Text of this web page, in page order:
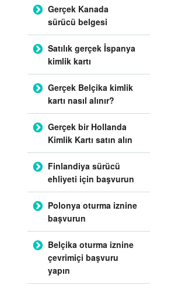
Gerçek Kanada
sürücü belgesi
Satılık gerçek İspanya
kimlik kartı
Gerçek Belçika kimlik
kartı nasıl alınır?
Gerçek bir Hollanda
Kimlik Kartı satın alın
Finlandiya sürücü
ehliyeti için başvurun
Polonya oturma iznine
başvurun
Belçika oturma iznine
çevrimiçi başvuru
yapın